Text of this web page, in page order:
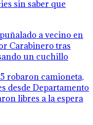
sin saber que
a vecino en
Carabinero tras
un cuchillo
robaron camioneta,
desde Departamento
libres a la espera